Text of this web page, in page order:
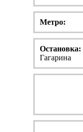
Метро:
Остановка:
Гагарина